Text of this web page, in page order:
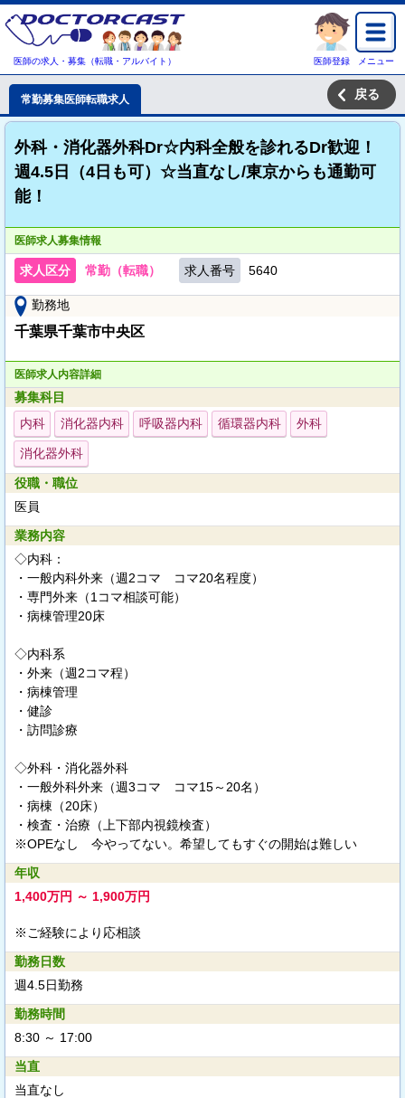
医師の求人・募集（転職・アルバイト） 医師登録 メニュー
常勤募集医師転職求人 戻る
外科・消化器外科Dr☆内科全般を診れるDr歓迎！
週4.5日（4日も可）☆当直なし/東京からも通勤可
能！
医師求人募集情報
求人区分 常勤（転職） 求人番号 5640
勤務地
千葉県千葉市中央区
医師求人内容詳細
募集科目
内科
消化器内科 呼吸器内科 循環器内科 外科
消化器外科
役職・職位
医員
業務内容
◇内科：
・一般内科外来（週2コマ コマ20名程度）
・専門外来（1コマ相談可能）
・病棟管理20床
◇内科系
・外来（週2コマ程）
・病棟管理
・健診
・訪問診療
◇外科・消化器外科
・一般外科外来（週3コマ コマ15～20名）
・病棟（20床）
・検査・治療（上下部内視鏡検査）
※OPEなし 今やってない。希望してもすぐの開始は難しい
年収
1,400万円 ～ 1,900万円
※ご経験により応相談
勤務日数
週4.5日勤務
勤務時間
8:30 ～ 17:00
当直
当直なし